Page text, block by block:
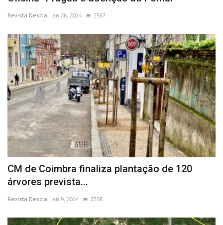
Revista Descla Jan 26, 2024 2567
CM de Coimbra finaliza plantação de 120
árvores prevista...
Revista Descla Jan 9, 2024 2538